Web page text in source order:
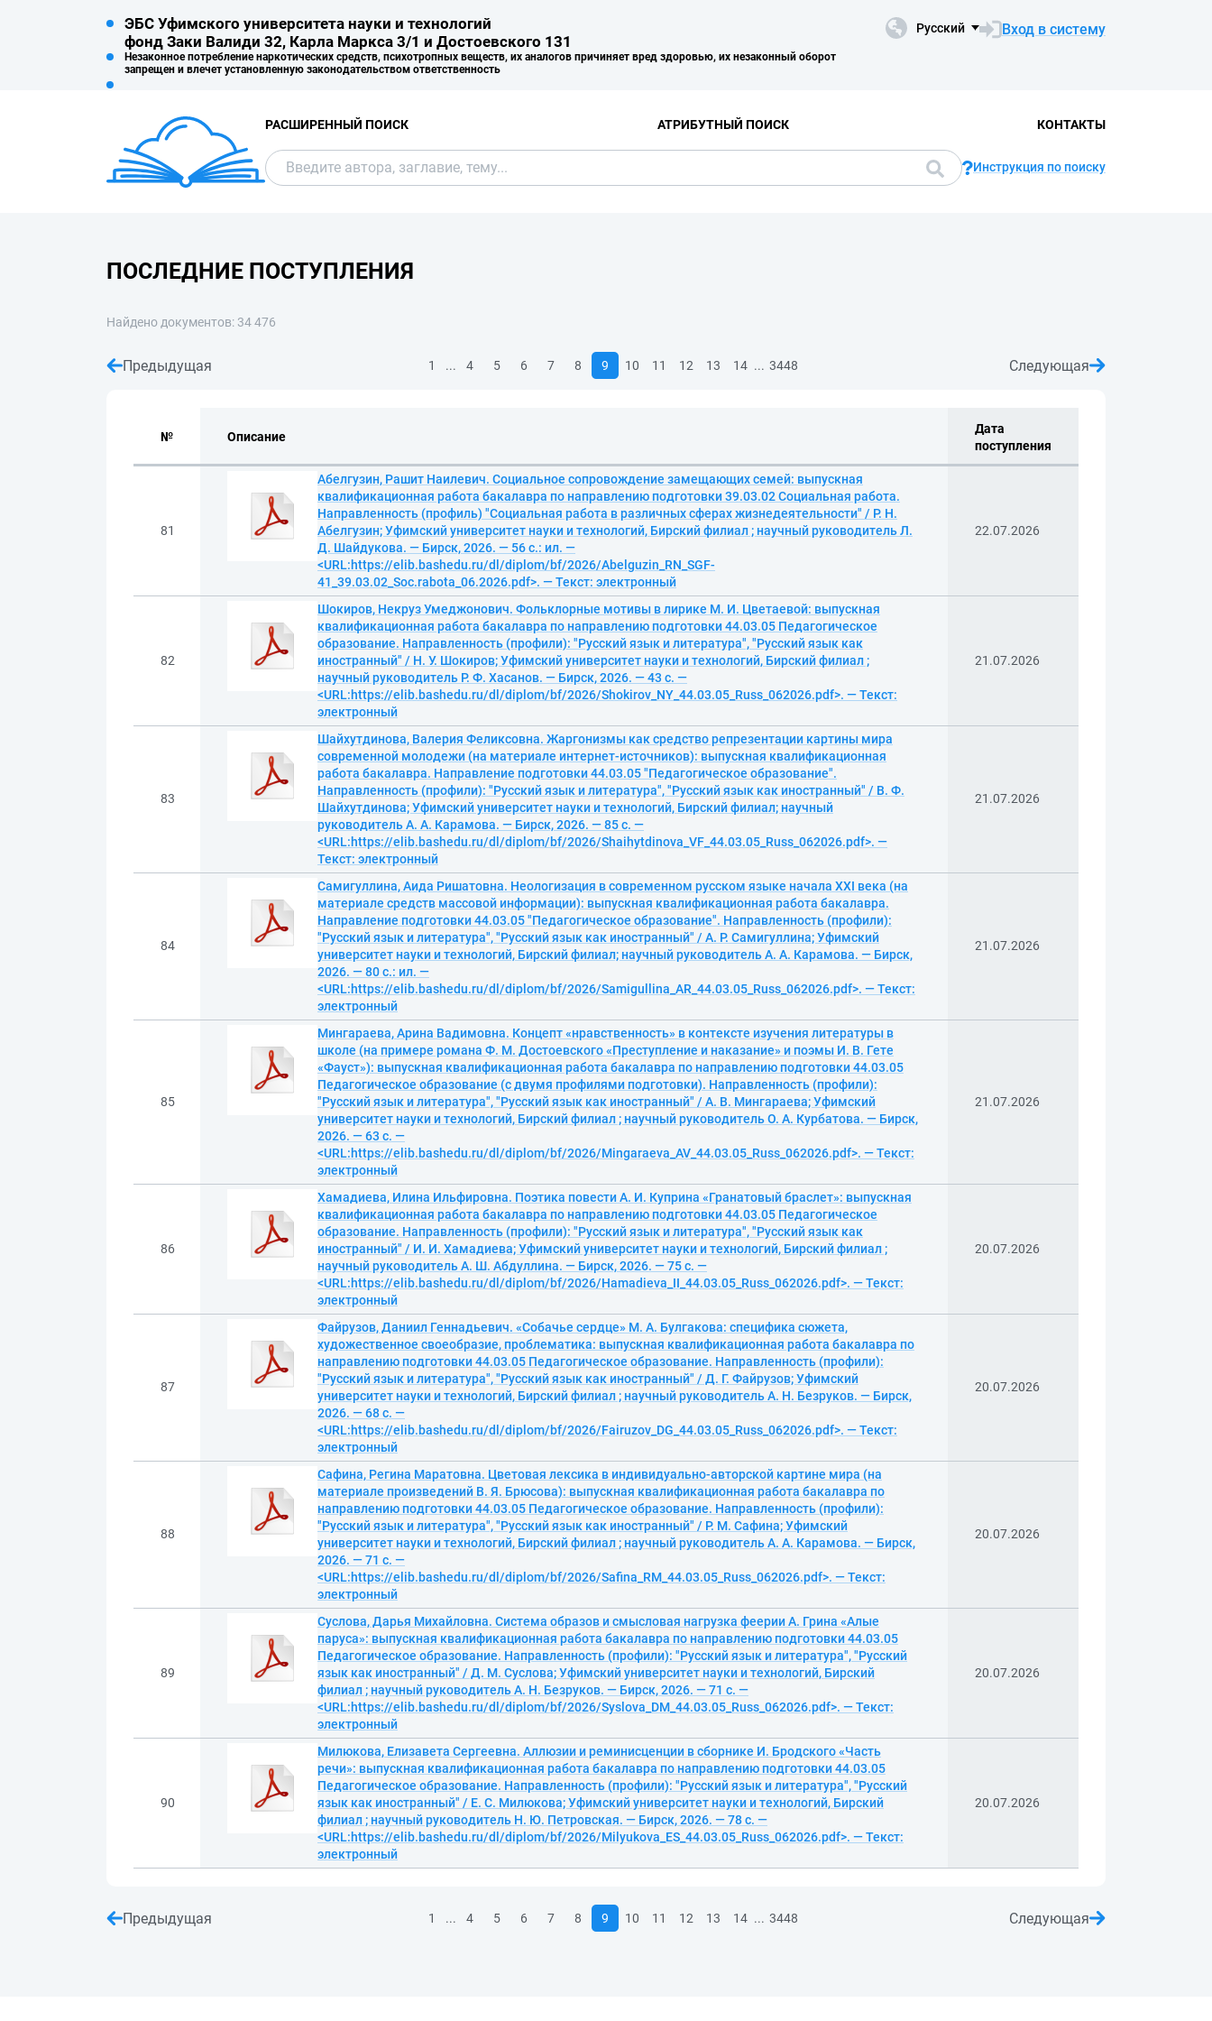
ЭБС Уфимского университета науки и технологий
фонд Заки Валиди 32, Карла Маркса 3/1 и Достоевского 131
Незаконное потребление наркотических средств, психотропных веществ, их аналогов причиняет вред здоровью, их незаконный оборот
запрещен и влечет установленную законодательством ответственность
Русский Вход в систему
РАСШИРЕННЫЙ ПОИСК АТРИБУТНЫЙ ПОИСК КОНТАКТЫ
Инструкция по поиску
ПОСЛЕДНИЕ ПОСТУПЛЕНИЯ
Найдено документов: 34 476
Предыдущая 1 ... 4 5 6 7 8 9 10 11 12 13 14 ... 3448 Следующая
№ Описание
Дата
поступления
81
Абелгузин, Рашит Наилевич. Социальное сопровождение замещающих семей: выпускная
квалификационная работа бакалавра по направлению подготовки 39.03.02 Социальная работа.
Направленность (профиль) "Социальная работа в различных сферах жизнедеятельности" / Р. Н.
Абелгузин; Уфимский университет науки и технологий, Бирский филиал ; научный руководитель Л.
Д. Шайдукова. — Бирск, 2026. — 56 с.: ил. —
<URL:https://elib.bashedu.ru/dl/diplom/bf/2026/Abelguzin_RN_SGF-
41_39.03.02_Soc.rabota_06.2026.pdf>. — Текст: электронный
22.07.2026
82
Шокиров, Некруз Умеджонович. Фольклорные мотивы в лирике М. И. Цветаевой: выпускная
квалификационная работа бакалавра по направлению подготовки 44.03.05 Педагогическое
образование. Направленность (профили): "Русский язык и литература", "Русский язык как
иностранный" / Н. У. Шокиров; Уфимский университет науки и технологий, Бирский филиал ;
научный руководитель Р. Ф. Хасанов. — Бирск, 2026. — 43 с. —
<URL:https://elib.bashedu.ru/dl/diplom/bf/2026/Shokirov_NY_44.03.05_Russ_062026.pdf>. — Текст:
электронный
21.07.2026
83
Шайхутдинова, Валерия Феликсовна. Жаргонизмы как средство репрезентации картины мира
современной молодежи (на материале интернет-источников): выпускная квалификационная
работа бакалавра. Направление подготовки 44.03.05 "Педагогическое образование".
Направленность (профили): "Русский язык и литература", "Русский язык как иностранный" / В. Ф.
Шайхутдинова; Уфимский университет науки и технологий, Бирский филиал; научный
руководитель А. А. Карамова. — Бирск, 2026. — 85 с. —
<URL:https://elib.bashedu.ru/dl/diplom/bf/2026/Shaihytdinova_VF_44.03.05_Russ_062026.pdf>. —
Текст: электронный
21.07.2026
84
Самигуллина, Аида Ришатовна. Неологизация в современном русском языке начала ХХI века (на
материале средств массовой информации): выпускная квалификационная работа бакалавра.
Направление подготовки 44.03.05 "Педагогическое образование". Направленность (профили):
"Русский язык и литература", "Русский язык как иностранный" / А. Р. Самигуллина; Уфимский
университет науки и технологий, Бирский филиал; научный руководитель А. А. Карамова. — Бирск,
2026. — 80 с.: ил. —
<URL:https://elib.bashedu.ru/dl/diplom/bf/2026/Samigullina_AR_44.03.05_Russ_062026.pdf>. — Текст:
электронный
21.07.2026
85
Мингараева, Арина Вадимовна. Концепт «нравственность» в контексте изучения литературы в
школе (на примере романа Ф. М. Достоевского «Преступление и наказание» и поэмы И. В. Гете
«Фауст»): выпускная квалификационная работа бакалавра по направлению подготовки 44.03.05
Педагогическое образование (с двумя профилями подготовки). Направленность (профили):
"Русский язык и литература", "Русский язык как иностранный" / А. В. Мингараева; Уфимский
университет науки и технологий, Бирский филиал ; научный руководитель О. А. Курбатова. — Бирск,
2026. — 63 с. —
<URL:https://elib.bashedu.ru/dl/diplom/bf/2026/Mingaraeva_AV_44.03.05_Russ_062026.pdf>. — Текст:
электронный
21.07.2026
86
Хамадиева, Илина Ильфировна. Поэтика повести А. И. Куприна «Гранатовый браслет»: выпускная
квалификационная работа бакалавра по направлению подготовки 44.03.05 Педагогическое
образование. Направленность (профили): "Русский язык и литература", "Русский язык как
иностранный" / И. И. Хамадиева; Уфимский университет науки и технологий, Бирский филиал ;
научный руководитель А. Ш. Абдуллина. — Бирск, 2026. — 75 с. —
<URL:https://elib.bashedu.ru/dl/diplom/bf/2026/Hamadieva_II_44.03.05_Russ_062026.pdf>. — Текст:
электронный
20.07.2026
87
Файрузов, Даниил Геннадьевич. «Собачье сердце» М. А. Булгакова: специфика сюжета,
художественное своеобразие, проблематика: выпускная квалификационная работа бакалавра по
направлению подготовки 44.03.05 Педагогическое образование. Направленность (профили):
"Русский язык и литература", "Русский язык как иностранный" / Д. Г. Файрузов; Уфимский
университет науки и технологий, Бирский филиал ; научный руководитель А. Н. Безруков. — Бирск,
2026. — 68 с. —
<URL:https://elib.bashedu.ru/dl/diplom/bf/2026/Fairuzov_DG_44.03.05_Russ_062026.pdf>. — Текст:
электронный
20.07.2026
88
Сафина, Регина Маратовна. Цветовая лексика в индивидуально-авторской картине мира (на
материале произведений В. Я. Брюсова): выпускная квалификационная работа бакалавра по
направлению подготовки 44.03.05 Педагогическое образование. Направленность (профили):
"Русский язык и литература", "Русский язык как иностранный" / Р. М. Сафина; Уфимский
университет науки и технологий, Бирский филиал ; научный руководитель А. А. Карамова. — Бирск,
2026. — 71 с. —
<URL:https://elib.bashedu.ru/dl/diplom/bf/2026/Safina_RM_44.03.05_Russ_062026.pdf>. — Текст:
электронный
20.07.2026
89
Суслова, Дарья Михайловна. Система образов и смысловая нагрузка феерии А. Грина «Алые
паруса»: выпускная квалификационная работа бакалавра по направлению подготовки 44.03.05
Педагогическое образование. Направленность (профили): "Русский язык и литература", "Русский
язык как иностранный" / Д. М. Суслова; Уфимский университет науки и технологий, Бирский
филиал ; научный руководитель А. Н. Безруков. — Бирск, 2026. — 71 с. —
<URL:https://elib.bashedu.ru/dl/diplom/bf/2026/Syslova_DM_44.03.05_Russ_062026.pdf>. — Текст:
электронный
20.07.2026
90
Милюкова, Елизавета Сергеевна. Аллюзии и реминисценции в сборнике И. Бродского «Часть
речи»: выпускная квалификационная работа бакалавра по направлению подготовки 44.03.05
Педагогическое образование. Направленность (профили): "Русский язык и литература", "Русский
язык как иностранный" / Е. С. Милюкова; Уфимский университет науки и технологий, Бирский
филиал ; научный руководитель Н. Ю. Петровская. — Бирск, 2026. — 78 с. —
<URL:https://elib.bashedu.ru/dl/diplom/bf/2026/Milyukova_ES_44.03.05_Russ_062026.pdf>. — Текст:
электронный
20.07.2026
Предыдущая 1 ... 4 5 6 7 8 9 10 11 12 13 14 ... 3448 Следующая